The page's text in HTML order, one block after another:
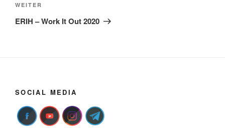
Nächster
Beitrag
WEITER
ERIH – Work It Out 2020
SOCIAL MEDIA